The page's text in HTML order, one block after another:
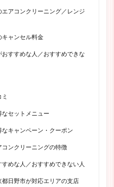
アコンクリーニング／レンジ
キャンセル料金
すすめな人／おすすめできな
セットメニュー
キャンペーン・クーポン
ンクリーニングの特徴
めな人／おすすめできない人
日野市が対応エリアの支店